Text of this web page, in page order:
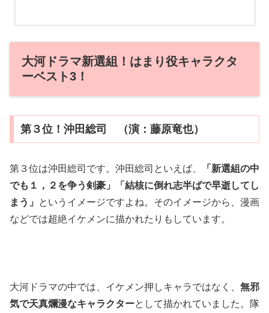
大河ドラマ新選組！はまり役キャラクタ
ーベスト3！
第３位！沖田総司 （演：藤原竜也）
第３位は沖田総司です。沖田総司といえば、
「新選組の中
でも１，２を争う剣豪」「結核に倒れ志半ばで早逝してし
まう」
というイメージですよね。そのイメージから、漫画
などでは超絶イケメンに描かれたりもしています。
大河ドラマの中では、イケメン押しキャラではなく、 無邪
気で天真爛漫なキャラクターとして描かれていました。隊